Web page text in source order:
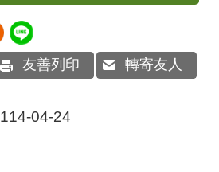
友善列印 轉寄友人
114-04-24